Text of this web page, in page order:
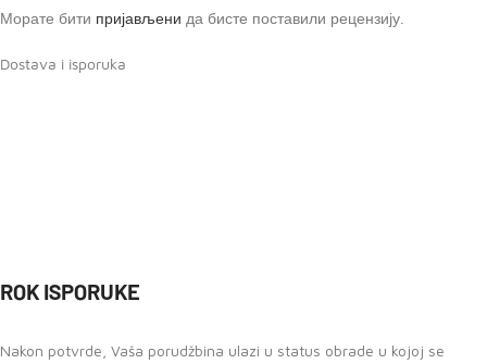
Морате бити пријављени да бисте поставили рецензију.
Dostava i isporuka
ROK ISPORUKE
Nakon potvrde, Vaša porudžbina ulazi u status obrade u kojoj se